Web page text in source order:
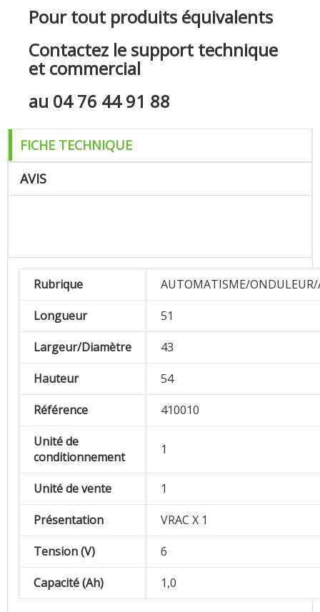
Pour tout produits équivalents
Contactez le support technique
et commercial
au 04 76 44 91 88
FICHE TECHNIQUE
AVIS
Rubrique
AUTOMATISME/
Longueur
51
Largeur/Diamètre
43
Hauteur
54
Référence
410010
Unité de
conditionnement
1
Unité de vente
1
Présentation
VRAC X 1
Tension (V)
6
Capacité (Ah)
1,0